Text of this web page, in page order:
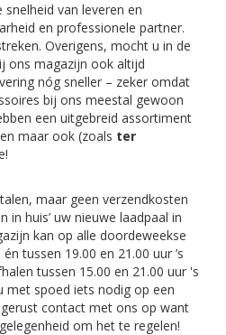
van leveren en
en professionele partner.
Overigens, mocht u in de
ons magazijn ook altijd
nóg sneller – zeker omdat
bij ons meestal gewoon
een uitgebreid assortiment
maar ook (zoals ter
maar geen verzendkosten
in huis’ uw nieuwe laadpaal in
kan op alle doordeweekse
tussen 19.00 en 21.00 uur ’s
tussen 15.00 en 21.00 uur 's
met spoed iets nodig op een
contact met ons op want
om het te regelen!